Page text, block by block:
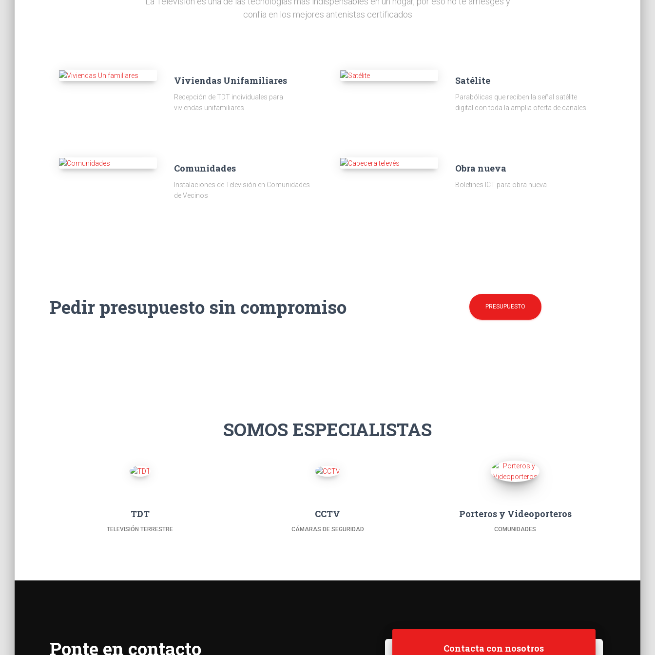
confía en los mejores antenistas certificados
Viviendas Unifamiliares
Recepción de TDT individuales para
viviendas unifamiliares
Satélite
Parabólicas que reciben la señal satélite
digital con toda la amplia oferta de canales.
Comunidades
Instalaciones de Televisión en Comunidades
de Vecinos
Obra nueva
Boletines ICT para obra nueva
Pedir presupuesto sin compromiso PRESUPUESTO
SOMOS ESPECIALISTAS
TDT
TELEVISIÓN TERRESTRE
CCTV
CÁMARAS DE SEGURIDAD
Porteros y Videoporteros
COMUNIDADES
Ponte en contacto Contacta con nosotros